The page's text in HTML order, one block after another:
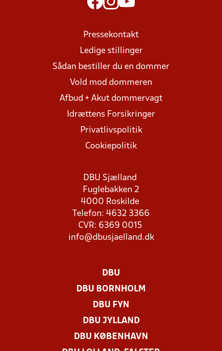
Pressekontakt
Ledige stillinger
Sådan bestiller du en dommer
Vold mod dommeren
Afbud + Akut dommervagt
Idrættens Forsikringer
Privatlivspolitik
Cookiepolitik
DBU Sjælland
Fuglebakken 2
4000 Roskilde
Telefon: 4632 3366
CVR: 6369 0015
info@dbusjaelland.dk
DBU
DBU BORNHOLM
DBU FYN
DBU JYLLAND
DBU KØBENHAVN